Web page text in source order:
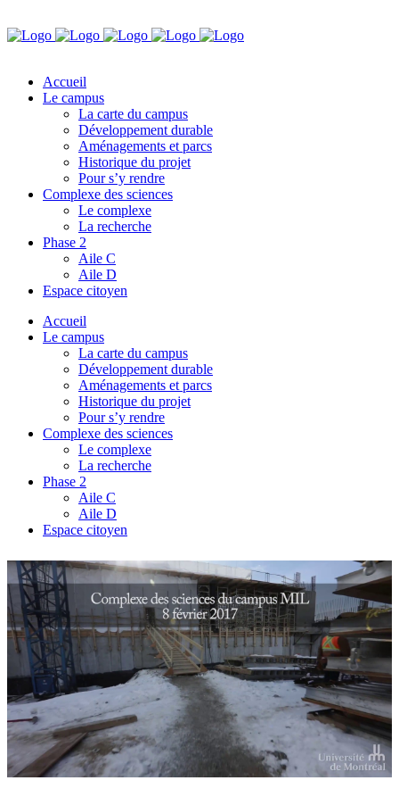
Accueil
Le campus
La carte du campus
Développement durable
Aménagements et parcs
Historique du projet
Pour s’y rendre
Complexe des sciences
Le complexe
La recherche
Phase 2
Aile C
Aile D
Espace citoyen
Accueil
Le campus
La carte du campus
Développement durable
Aménagements et parcs
Historique du projet
Pour s’y rendre
Complexe des sciences
Le complexe
La recherche
Phase 2
Aile C
Aile D
Espace citoyen